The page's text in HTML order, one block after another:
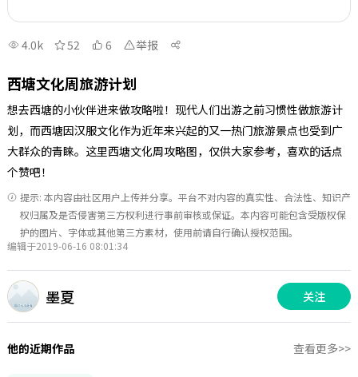
4.0k 52 6 举报
西塘文化周旅游计划
想去西塘的小伙伴进来做攻略啦！现代人们出游之前习惯性做旅游计
划，而西塘因汉服文化作为近年来兴起的又一热门旅游景点也受到广
大群众的青睐。这里西塘文化周攻略图，仅供大家参考，喜欢的话点
个赞吧！
提示: 本内容由社区用户上传并分享。平台不对内容的真实性、合法性、知识产
权归属及是否侵害第三方权利进行事前审核或保证。本内容可能包含受版权保
护的图片、字体或其他第三方素材，使用前请自行确认授权范围。
编辑于2019-06-16 08:01:34
墨夏 关注
他的近期作品 查看更多>>